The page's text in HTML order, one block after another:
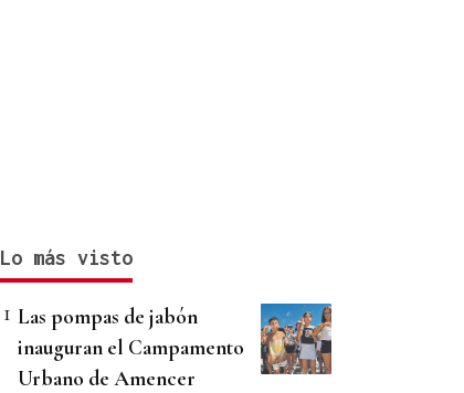
Lo más visto
Las pompas de jabón
inauguran el Campamento
Urbano de Amencer